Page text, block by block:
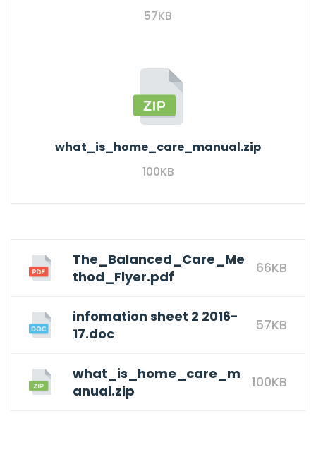
57KB
what_is_home_care_manual.zip
100KB
The_Balanced_Care_Me
thod_Flyer.pdf
66KB
infomation sheet 2 2016-
17.doc
57KB
what_is_home_care_m
anual.zip
100KB